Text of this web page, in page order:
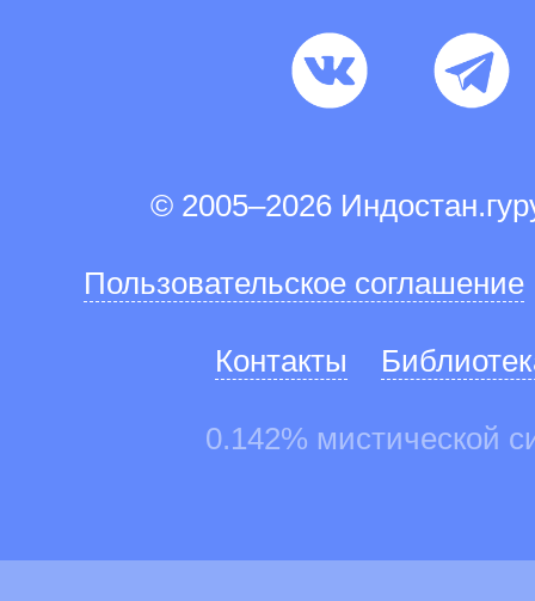
© 2005–2026
Пользовательское соглашение
Контакты
0.142% мистической